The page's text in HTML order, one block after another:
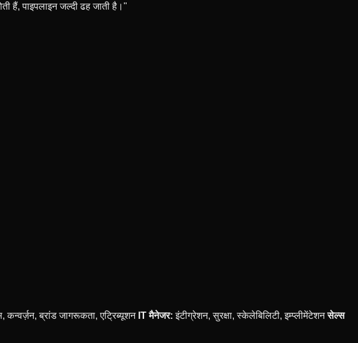
पाइपलाइन जल्दी ढह जाती है।"
कन्वर्ज़न, ब्रांड जागरूकता, एट्रिब्यूशन IT मैनेजर: इंटीग्रेशन, सुरक्षा, स्केलेबिलिटी, इम्प्लीमेंटेशनसेल्स